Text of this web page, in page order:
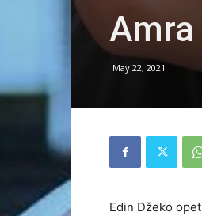
May 22, 2021
Edin Džeko